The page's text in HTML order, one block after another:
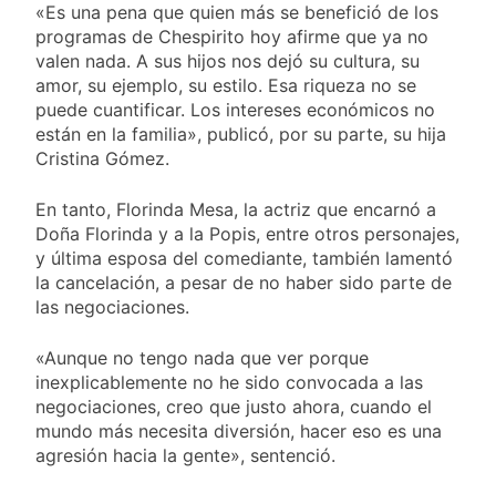
«Es una pena que quien más se benefició de los
programas de Chespirito hoy afirme que ya no
valen nada. A sus hijos nos dejó su cultura, su
amor, su ejemplo, su estilo. Esa riqueza no se
puede cuantificar. Los intereses económicos no
están en la familia», publicó, por su parte, su hija
Cristina Gómez.
En tanto, Florinda Mesa, la actriz que encarnó a
Doña Florinda y a la Popis, entre otros personajes,
y última esposa del comediante, también lamentó
la cancelación, a pesar de no haber sido parte de
las negociaciones.
«Aunque no tengo nada que ver porque
inexplicablemente no he sido convocada a las
negociaciones, creo que justo ahora, cuando el
mundo más necesita diversión, hacer eso es una
agresión hacia la gente», sentenció.